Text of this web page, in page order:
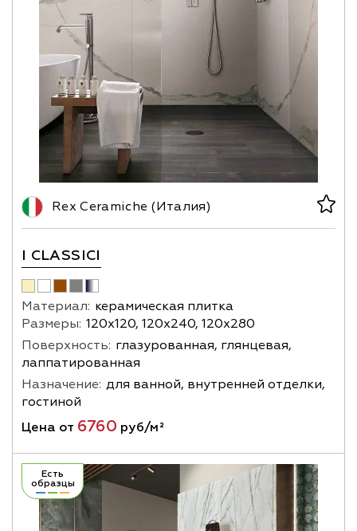
Rex Ceramiche (Италия)
I CLASSICI
Материал: керамическая плитка
Размеры: 120х120, 120х240, 120х280
Поверхность: глазурованная, глянцевая,
лаппатированная
Назначение: для ванной, внутренней отделки,
гостиной
Цена от 6760 руб/м²
Есть
образцы